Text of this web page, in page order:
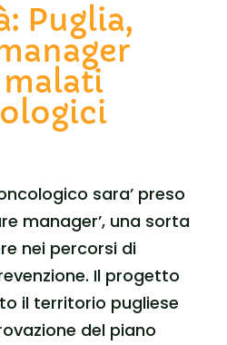
Puglia,
sara’ preso
manager’, una sorta
nei percorsi di
Il progetto
il territorio pugliese
del piano